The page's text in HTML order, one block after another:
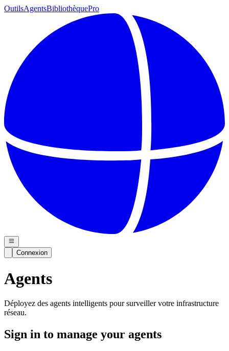
OutilsAgentsBibliothèquePro
Connexion
Agents
Déployez des agents intelligents pour surveiller votre infrastructure
réseau.
Sign in to manage your agents